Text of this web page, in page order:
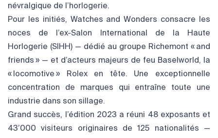
névralgique de l’horlogerie.
Pour les initiés, Watches and Wonders consacre les
noces de l’ex-Salon International de la Haute
Horlogerie (SIHH) — dédié au groupe Richemont « and
friends » — et d’acteurs majeurs de feu Baselworld, la
« locomotive » Rolex en tête. Une exceptionnelle
concentration de marques qui entraîne toute une
industrie dans son sillage.
Grand succès, l’édition 2023 a réuni 48 exposants et
43’000 visiteurs originaires de 125 nationalités —